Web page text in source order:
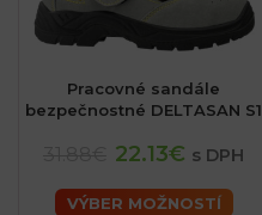
Pracovné sandále
bezpečnostné DELTASAN S1
22.13€ s DPH
VÝBER MOŽNOSTÍ